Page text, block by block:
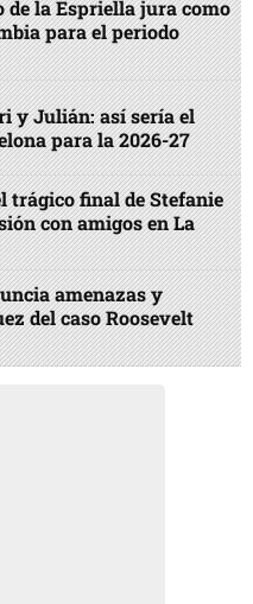
de la Espriella jura como
para el periodo
y Julián: así sería el
para la 2026-27
trágico final de Stefanie
con amigos en La
amenazas y
del caso Roosevelt